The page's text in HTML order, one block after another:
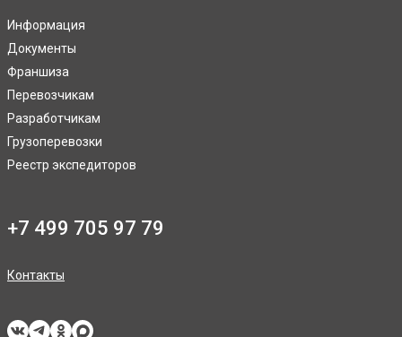
Информация
Документы
Франшиза
Перевозчикам
Разработчикам
Грузоперевозки
Реестр экспедиторов
+7 499 705 97 79
Контакты